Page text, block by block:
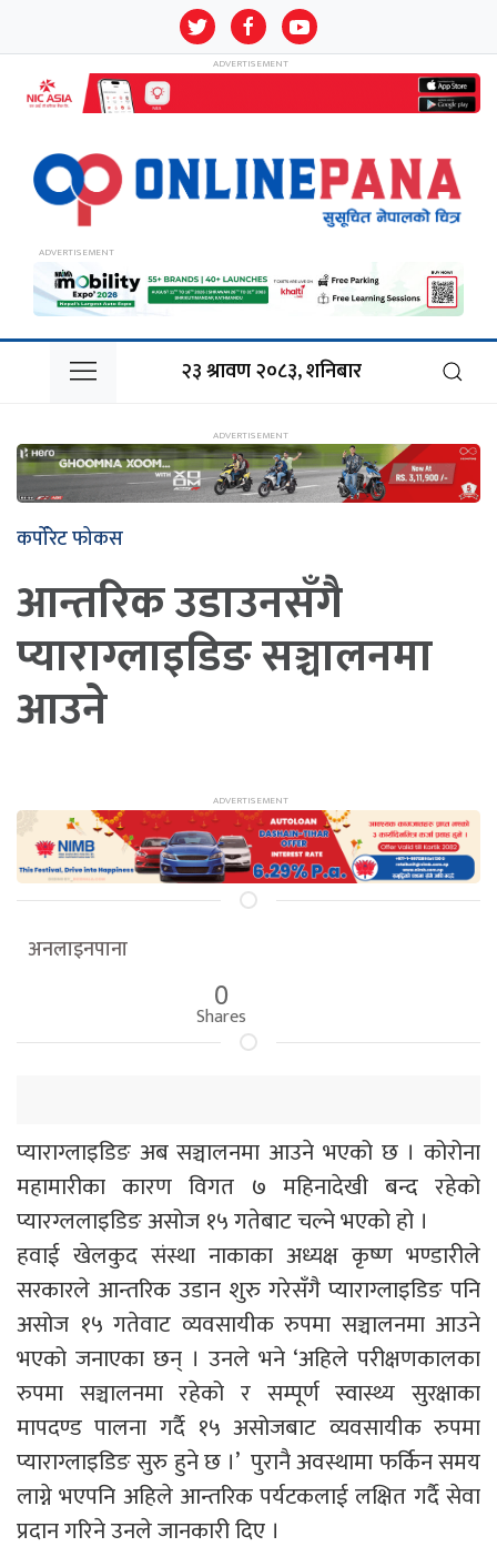
२३ श्रावण २०८३, शनिबार
कर्पोरेट फोकस
आन्तरिक उडाउनसँगै
प्याराग्लाइडिङ सञ्चालनमा
आउने
अनलाइनपाना
0
Shares
प्याराग्लाइडिङ अब सञ्चालनमा आउने भएको छ । कोरोना
महामारीका कारण विगत ७ महिनादेखी बन्द रहेको
प्यारग्ललाइडिङ असोज १५ गतेबाट चल्ने भएको हो ।
हवाई खेलकुद संस्था नाकाका अध्यक्ष कृष्ण भण्डारीले
सरकारले आन्तरिक उडान शुरु गरेसँगै प्याराग्लाइडिङ पनि
असोज १५ गतेवाट व्यवसायीक रुपमा सञ्चालनमा आउने
भएको जनाएका छन् । उनले भने ‘अहिले परीक्षणकालका
रुपमा सञ्चालनमा रहेको र सम्पूर्ण स्वास्थ्य सुरक्षाका
मापदण्ड पालना गर्दै १५ असोजबाट व्यवसायीक रुपमा
प्याराग्लाइडिङ सुरु हुने छ ।’ पुरानै अवस्थामा फर्किन समय
लाग्ने भएपनि अहिले आन्तरिक पर्यटकलाई लक्षित गर्दै सेवा
प्रदान गरिने उनले जानकारी दिए ।